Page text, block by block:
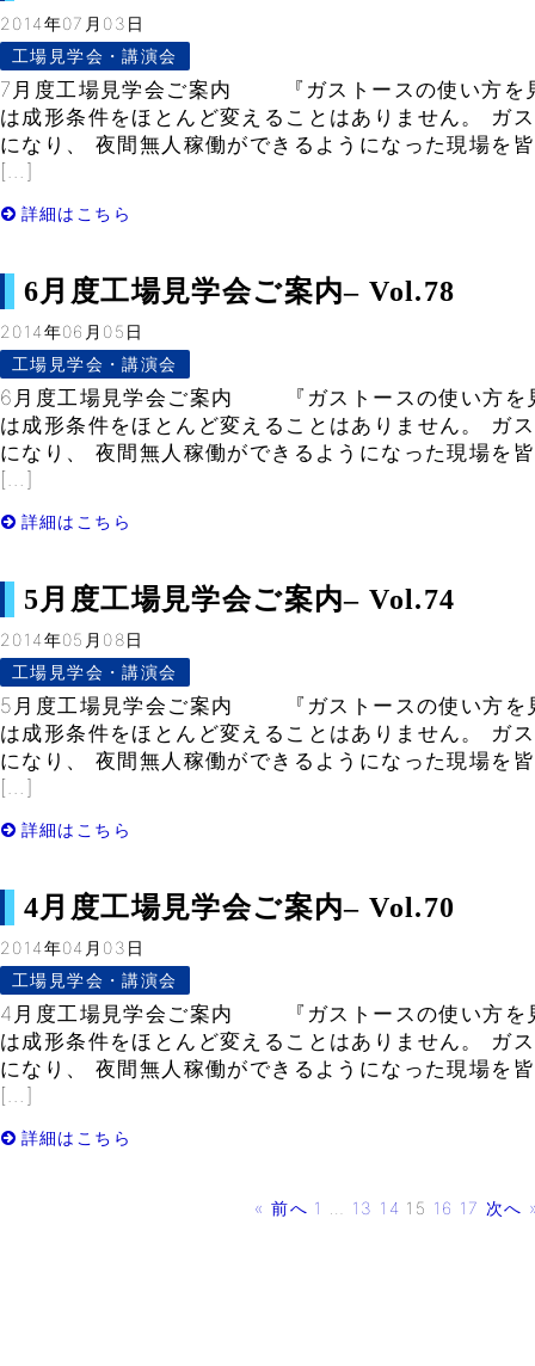
2014年07月03日
工場見学会・講演会
7月度工場見学会ご案内 『ガストースの使い方を
は成形条件をほとんど変えることはありません。 ガ
になり、 夜間無人稼働ができるようになった現場を
[…]
詳細はこちら
6月度工場見学会ご案内– Vol.78
2014年06月05日
工場見学会・講演会
6月度工場見学会ご案内 『ガストースの使い方を
は成形条件をほとんど変えることはありません。 ガ
になり、 夜間無人稼働ができるようになった現場を
[…]
詳細はこちら
5月度工場見学会ご案内– Vol.74
2014年05月08日
工場見学会・講演会
5月度工場見学会ご案内 『ガストースの使い方を
は成形条件をほとんど変えることはありません。 ガ
になり、 夜間無人稼働ができるようになった現場を
[…]
詳細はこちら
4月度工場見学会ご案内– Vol.70
2014年04月03日
工場見学会・講演会
4月度工場見学会ご案内 『ガストースの使い方を
は成形条件をほとんど変えることはありません。 ガ
になり、 夜間無人稼働ができるようになった現場を
[…]
詳細はこちら
« 前へ 1 13 14 15 16 17 次へ